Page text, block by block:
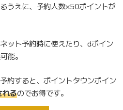
うえに、予約人数×50ポイントが
ット予約時に使えたり、dポイン
能。
約すると、ポイントタウンポイン
れるのでお得です。